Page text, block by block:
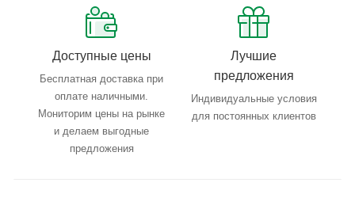
Доступные цены
Бесплатная доставка при
оплате наличными.
Мониторим цены на рынке
и делаем выгодные
предложения
Лучшие
предложения
Индивидуальные условия
для постоянных клиентов